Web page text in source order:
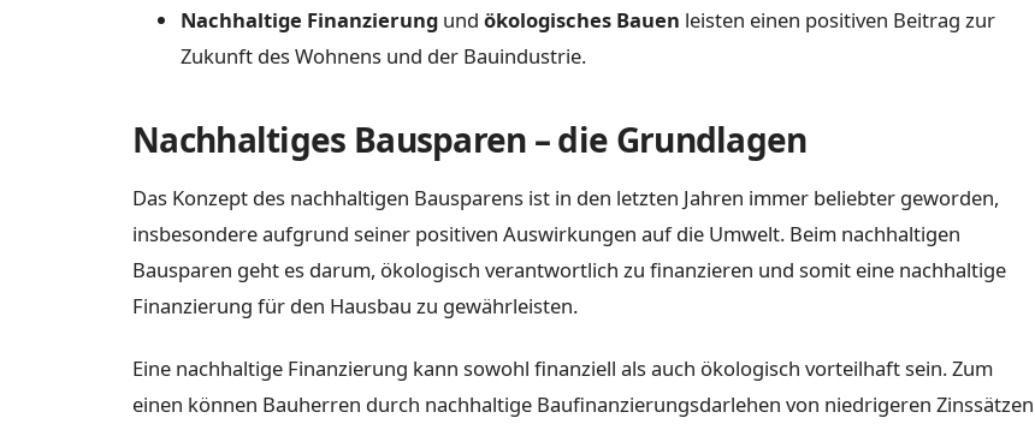
Nachhaltige Finanzierung und ökologisches Bauen leisten einen positiven Beitrag zur
Zukunft des Wohnens und der Bauindustrie.
Nachhaltiges Bausparen – die Grundlagen
Das Konzept des nachhaltigen Bausparens ist in den letzten Jahren immer beliebter geworden,
insbesondere aufgrund seiner positiven Auswirkungen auf die Umwelt. Beim nachhaltigen
Bausparen geht es darum, ökologisch verantwortlich zu finanzieren und somit eine nachhaltige
Finanzierung für den Hausbau zu gewährleisten.
Eine nachhaltige Finanzierung kann sowohl finanziell als auch ökologisch vorteilhaft sein. Zum
einen können Bauherren durch nachhaltige Baufinanzierungsdarlehen von niedrigeren Zinssätzen